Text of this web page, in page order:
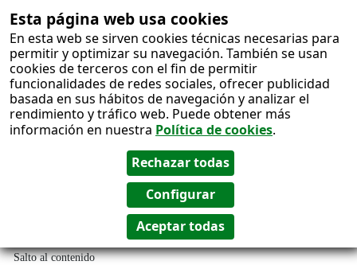
Esta página web usa cookies
En esta web se sirven cookies técnicas necesarias para
permitir y optimizar su navegación. También se usan
cookies de terceros con el fin de permitir
funcionalidades de redes sociales, ofrecer publicidad
basada en sus hábitos de navegación y analizar el
rendimiento y tráfico web. Puede obtener más
información en nuestra Política de cookies.
Salto al contenido